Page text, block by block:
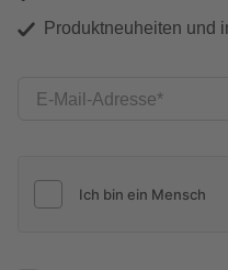
Produktneuheiten und
E-Mail-Adresse